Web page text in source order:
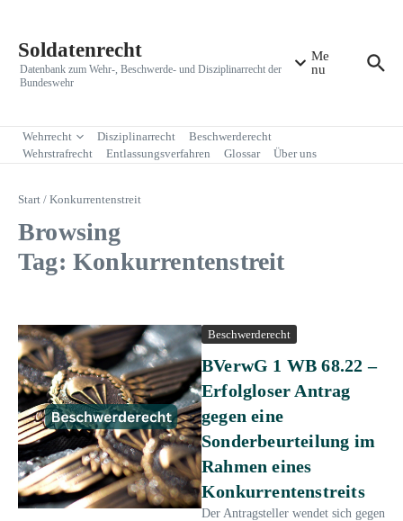
Soldatenrecht
Datenbank zum Wehr-, Beschwerde- und Disziplinarrecht der
Bundeswehr
Me
nu
Wehrrecht Disziplinarrecht
Beschwerderecht
Wehrstrafrecht
Entlassungsverfahren Glossar Über uns
Start / Konkurrentenstreit
Browsing
Tag: Konkurrentenstreit
Beschwerderecht
BVerwG 1 WB 68.22 –
Erfolgloser Antrag
gegen eine
Sonderbeurteilung im
Rahmen eines
Konkurrentenstreits
Der Antragsteller wendet sich gegen